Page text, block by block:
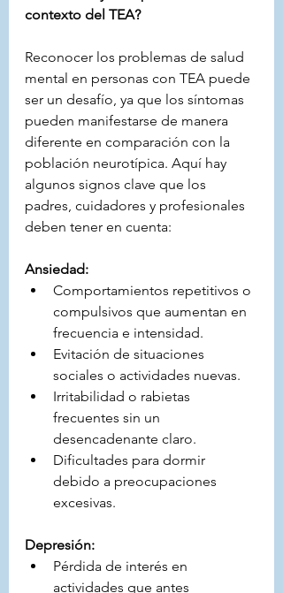
contexto del TEA?
Reconocer los problemas de salud
mental en personas con TEA puede
ser un desafío, ya que los síntomas
pueden manifestarse de manera
diferente en comparación con la
población neurotípica. Aquí hay
algunos signos clave que los
padres, cuidadores y profesionales
deben tener en cuenta:
Ansiedad:
Comportamientos repetitivos o
compulsivos que aumentan en
frecuencia e intensidad.
Evitación de situaciones
sociales o actividades nuevas.
Irritabilidad o rabietas
frecuentes sin un
desencadenante claro.
Dificultades para dormir
debido a preocupaciones
excesivas.
Depresión:
Pérdida de interés en
actividades que antes